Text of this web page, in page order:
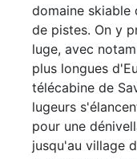
domaine skiable
de pistes. On y
luge, avec
plus longues
télécabine de
lugeurs
pour une
jusqu'au village